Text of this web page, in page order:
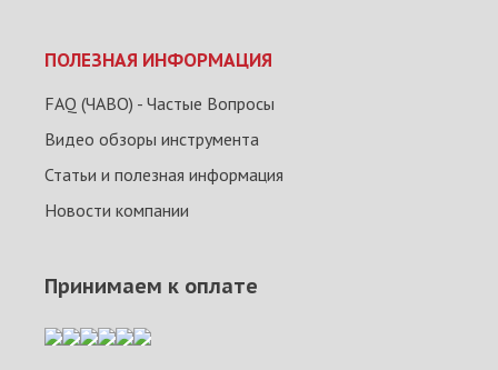
ПОЛЕЗНАЯ ИНФОРМАЦИЯ
FAQ (ЧАВО) - Частые Вопросы
Видео обзоры инструмента
Статьи и полезная информация
Новости компании
Принимаем к оплате